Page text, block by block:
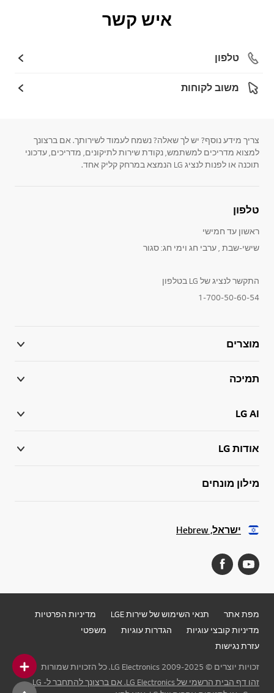
איש קשר
טלפון
משוב לקוחות
צריך מידע נוסף? יש לך שאלה? נשמח לעמוד לשירותך. אם ברצונך
למצוא מדריכים למשתמש, נקודת שירות לתיקונים, מדריכים, עדכוני
תוכנה או לפנות לנציג LG הנמצא במרחק קליק אחד.
טלפון
ראשון עד חמישי
שישי-שבת , ערבי חג וימי חג: סגור
התקשר לנציג של LG בטלפון
1-700-50-60-54
מוצרים
תמיכה
LG AI
אודות LG
מילון מונחים
ישראל, Hebrew
מפת אתר תנאי השימוש של שירות LGE
מדיניות הפרטיות
מדיניות קובצי עוגיות
הגדרות עוגיות
משפטי
עזרת נגישות
זכויות יוצרים © 2009-2025 LG Electronics. כל הזכויות שמורות
זהו דף הבית הרשמי של LG Electronics. אם ברצונך להתחבר ל- LG